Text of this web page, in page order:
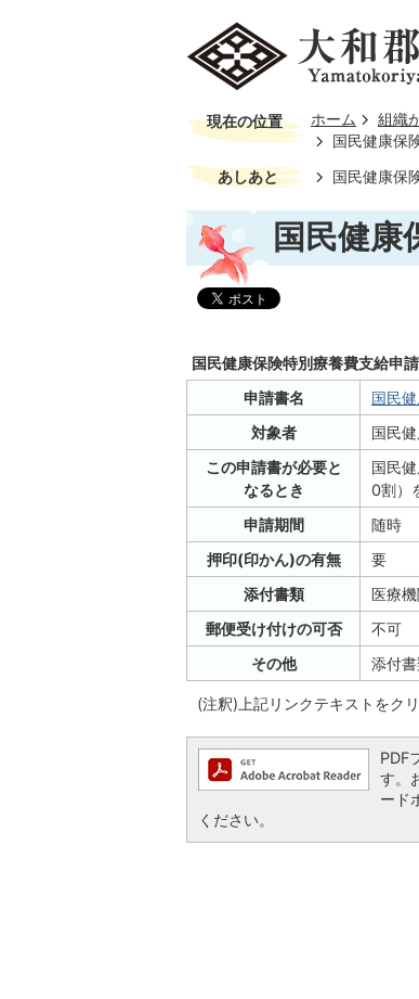
現在の位置 ホーム 組織
国民健康保
あしあと 国民健康保
国民健康
国民健康保険特別療養費支給申
申請書名
国民
対象者
国民
この申請書が必要と
なるとき
国民
0割）
申請期間
随時
押印(印かん)の有無
要
添付書類
医療
郵便受け付けの可否
不可
その他
添付書
(注釈)上記リンクテキストをク
PDF
す。
ード
ください。